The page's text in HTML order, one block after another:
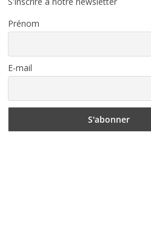
Prénom
E-mail